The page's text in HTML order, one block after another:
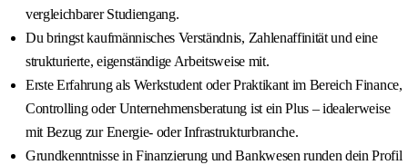
vergleichbarer Studiengang.
Du bringst kaufmännisches Verständnis, Zahlenaffinität und eine
strukturierte, eigenständige Arbeitsweise mit.
Erste Erfahrung als Werkstudent oder Praktikant im Bereich Finance,
Controlling oder Unternehmensberatung ist ein Plus – idealerweise
mit Bezug zur Energie- oder Infrastrukturbranche.
Grundkenntnisse in Finanzierung und Bankwesen runden dein Profil